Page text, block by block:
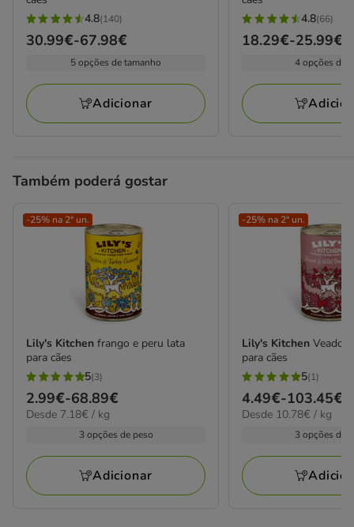
4.8
estrelas
140
avaliações
4.8(140)
Preço
a
67.98€
30.99€-67.98€
5 opções de tamanho
Adicionar
4.8
estrelas
66
avaliações
4.8(66)
Preço
a
25.99€
18.29€-25.99€
4 opções de
Também poderá gostar
-25% na 2ª un.
Lily's Kitchen frango e peru lata
para cães
5
estrelas
com
avaliações
5(3)
Preço
de
68.89€
2.99€-68.89€
7.18€
Desde 7.18€ / kg
3 opções de peso
Adicionar
-25% na 2ª un.
Lily's KitchenVeado
para cães
5
estrelas
com
avaliações
5(1)
Preço
de
103.45€
4.49€-103.45€
10.78€
Desde 10.78€ / kg
3 opções de